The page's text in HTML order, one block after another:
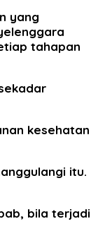
yang
tahapan
kesehatan
itu.
bila terjadi